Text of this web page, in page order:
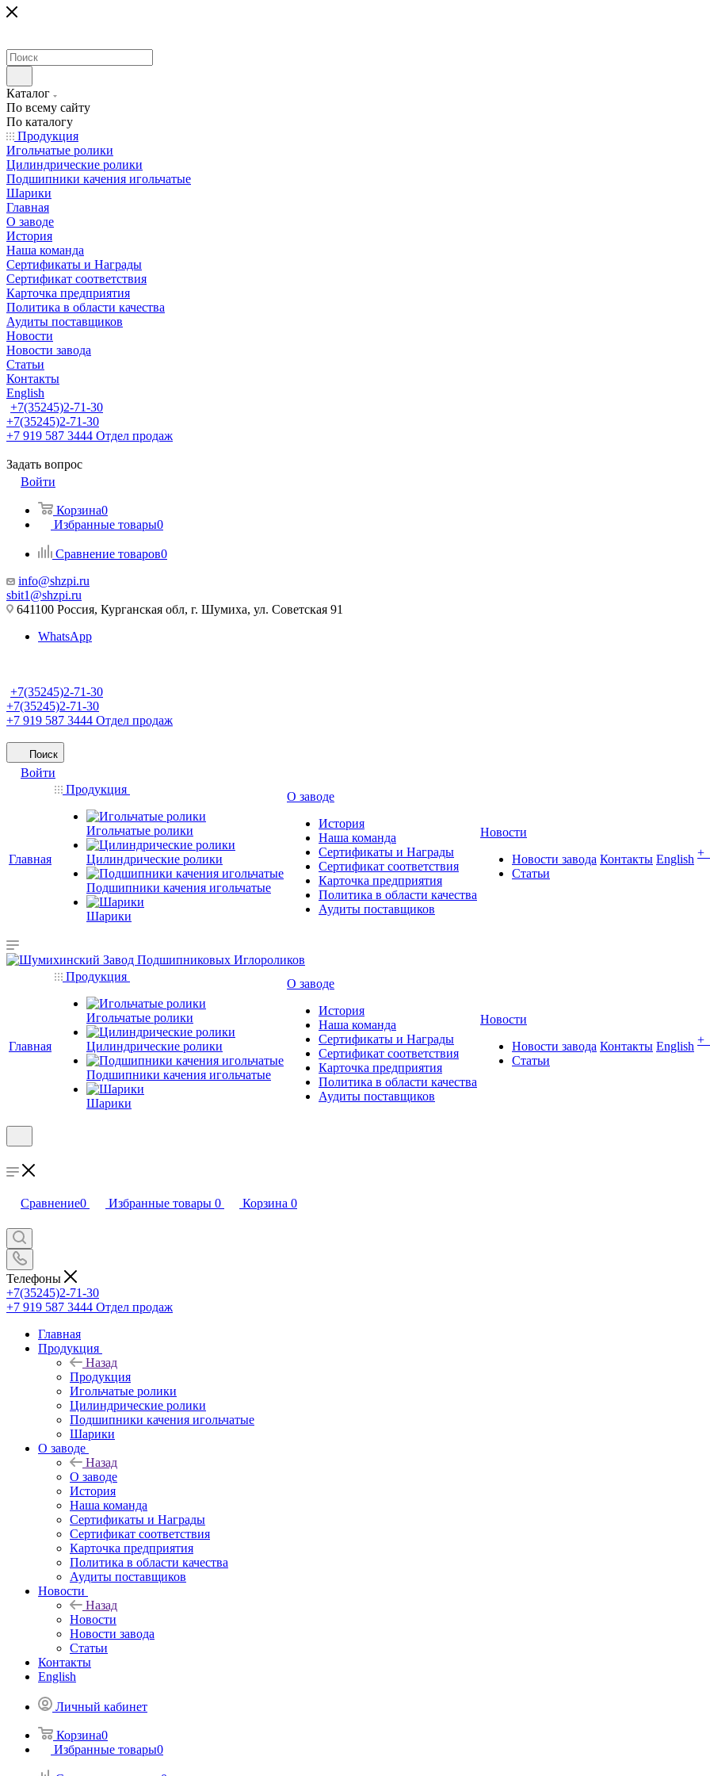
Каталог
По всему сайту
По каталогу
Продукция
Игольчатые ролики
Цилиндрические ролики
Подшипники качения игольчатые
Шарики
Главная
О заводе
История
Наша команда
Сертификаты и Награды
Сертификат соответствия
Карточка предприятия
Политика в области качества
Аудиты поставщиков
Новости
Новости завода
Статьи
Контакты
English
+7(35245)2-71-30
+7(35245)2-71-30
+7 919 587 3444 Отдел продаж
Задать вопрос
Войти
Корзина0
Избранные товары0
Сравнение товаров0
info@shzpi.ru
sbit1@shzpi.ru
641100 Россия, Курганская обл, г. Шумиха, ул. Советская 91
WhatsApp
+7(35245)2-71-30
+7(35245)2-71-30
+7 919 587 3444 Отдел продаж
Поиск
Войти
Главная
Продукция
Игольчатые ролики
Цилиндрические ролики
Подшипники качения игольчатые
Шарики
О заводе
История
Наша команда
Сертификаты и Награды
Сертификат соответствия
Карточка предприятия
Политика в области качества
Аудиты поставщиков
Новости
Новости завода
Статьи
Контакты English +
Главная
Продукция
Игольчатые ролики
Цилиндрические ролики
Подшипники качения игольчатые
Шарики
О заводе
История
Наша команда
Сертификаты и Награды
Сертификат соответствия
Карточка предприятия
Политика в области качества
Аудиты поставщиков
Новости
Новости завода
Статьи
Контакты English +
Сравнение0 Избранные товары 0 Корзина 0
Телефоны
+7(35245)2-71-30
+7 919 587 3444 Отдел продаж
Главная
Продукция
Назад
Продукция
Игольчатые ролики
Цилиндрические ролики
Подшипники качения игольчатые
Шарики
О заводе
Назад
О заводе
История
Наша команда
Сертификаты и Награды
Сертификат соответствия
Карточка предприятия
Политика в области качества
Аудиты поставщиков
Новости
Назад
Новости
Новости завода
Статьи
Контакты
English
Личный кабинет
Корзина0
Избранные товары0